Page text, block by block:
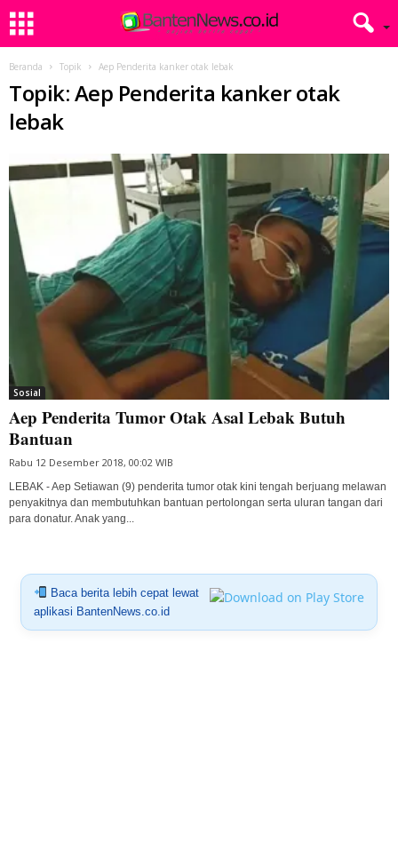
Beranda Topik Aep Penderita kanker otak lebak
Topik: Aep Penderita kanker otak
lebak
Sosial
Aep Penderita Tumor Otak Asal Lebak Butuh
Bantuan
Rabu 12 Desember 2018, 00:02 WIB
LEBAK - Aep Setiawan (9) penderita tumor otak kini tengah berjuang melawan
penyakitnya dan membutuhkan bantuan pertolongan serta uluran tangan dari
para donatur. Anak yang...
Baca berita lebih cepat lewat
aplikasi BantenNews.co.id